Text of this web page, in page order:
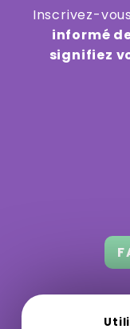
Inscrivez-
informé
signifiez
Orford 3.0